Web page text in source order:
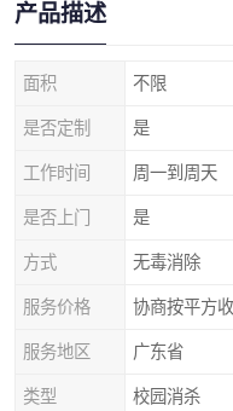
产品描述
面积 不限
是否定制 是
工作时间 周一到周天
是否上门 是
方式 无毒消除
服务价格 协商按平方
服务地区 广东省
类型 校园消杀